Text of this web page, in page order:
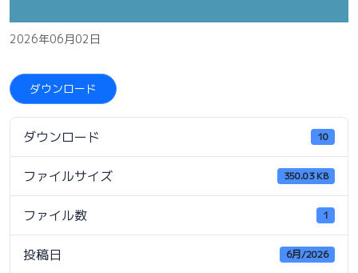
2026年06月02日
ダウンロード
ダウンロード 10
ファイルサイズ 350.03 KB
ファイル数 1
投稿日 6月/2026